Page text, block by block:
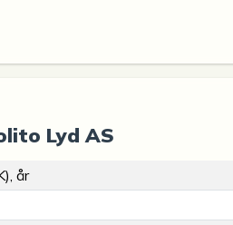
Lyd AS
år